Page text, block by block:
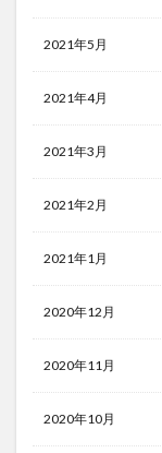
2021年5月
2021年4月
2021年3月
2021年2月
2021年1月
2020年12月
2020年11月
2020年10月